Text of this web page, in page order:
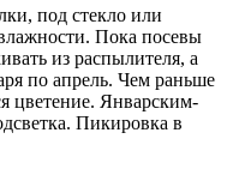
под стекло или
Пока посевы
из распылителя, а
по апрель. Чем раньше
цветение. Январским-
Пикировка в